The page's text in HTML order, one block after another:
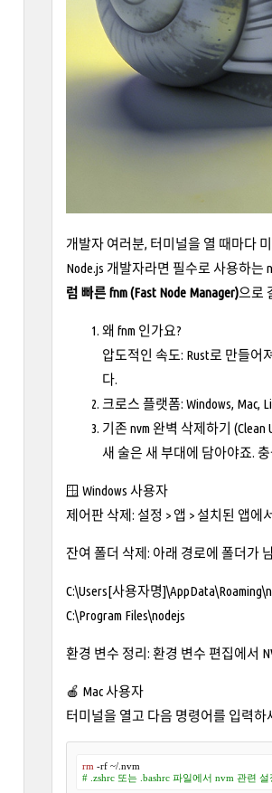
개발자 여러분, 터미널을 열 때마다
Node.js 개발자라면 필수로 사용하는
럼 빠른 fnm (Fast Node Manager)으로
왜 fnm 인가요?
압도적인 속도: Rust로 만들어
다.
크로스 플랫폼: Windows,
기존 nvm 완벽 삭제하기 (Clean
새 술은 새 부대에 담아야죠.
🪟 Windows 사용자
제어판 삭제: 설정 > 앱 > 설치된 앱에서
잔여 폴더 삭제: 아래 경로에 폴더가
C:\Users[사용자명
C:\Program Files\nodejs
환경 변수 정리: 환경 변수 편집에서
🍎 Mac 사용자
터미널을 열고 다음 명령어를 입력하
rm
# .zshrc 또는 .bashrc 파일에서 nvm 관련 설